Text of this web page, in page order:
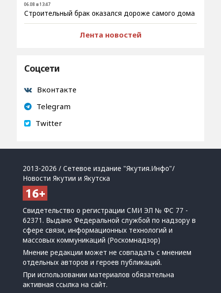
06.08 в 13:47
Строительный брак оказался дороже самого дома
Лента новостей
Соцсети
Вконтакте
Telegram
Twitter
2013-2026 / Сетевое издание "Якутия.Инфо"/
Новости Якутии и Якутска
Свидетельство о регистрации СМИ ЭЛ № ФС 77 -
62371. Выдано Федеральной службой по надзору в
сфере связи, информационных технологий и
массовых коммуникаций (Роскомнадзор)
Мнение редакции может не совпадать с мнением
отдельных авторов и героев публикаций.
При использовании материалов обязательна
активная ссылка на сайт.